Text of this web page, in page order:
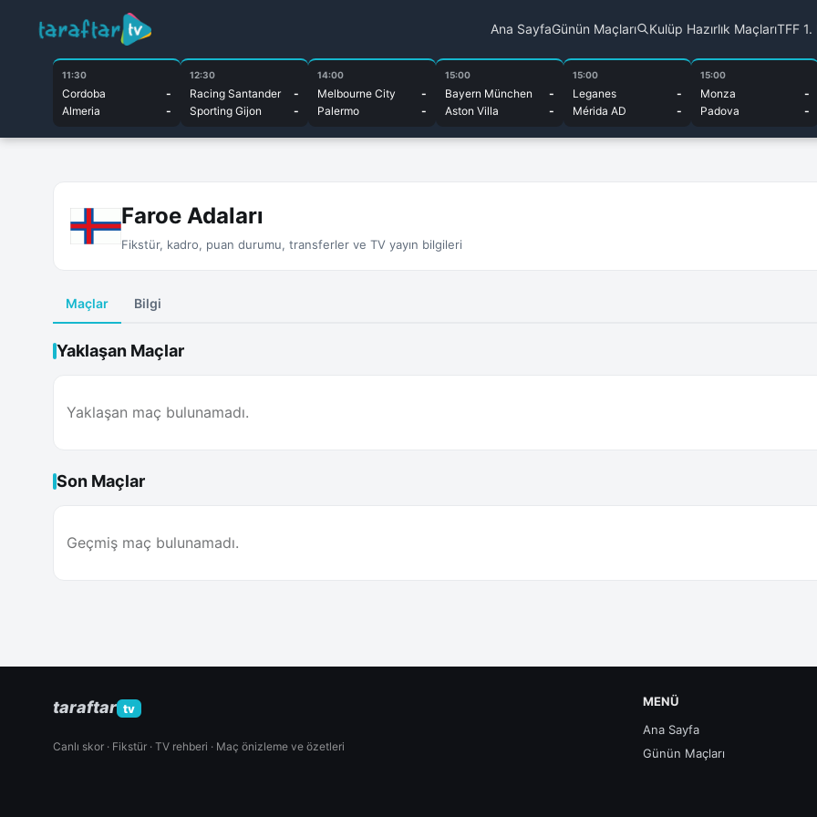
Ana SayfaGünün Maçları Kulüp Hazırlık MaçlarıTFF 1.
11:30
Cordoba
-
Almeria
-
12:30
Racing Santander
-
Sporting Gijon
-
14:00
Melbourne City
-
Palermo
-
15:00
Bayern München
-
Aston Villa
-
15:00
Leganes
-
Mérida AD
-
15:00
Monza
-
Padova
-
Faroe Adaları
Fikstür, kadro, puan durumu, transferler ve TV yayın bilgileri
Maçlar Bilgi
Yaklaşan Maçlar
Yaklaşan maç bulunamadı.
Son Maçlar
Geçmiş maç bulunamadı.
taraftar tv
Canlı skor · Fikstür · TV rehberi · Maç önizleme ve özetleri
MENÜ
Ana Sayfa
Günün Maçları